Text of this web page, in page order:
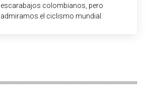
escarabajos colombianos, pero
admiramos el ciclismo mundial.